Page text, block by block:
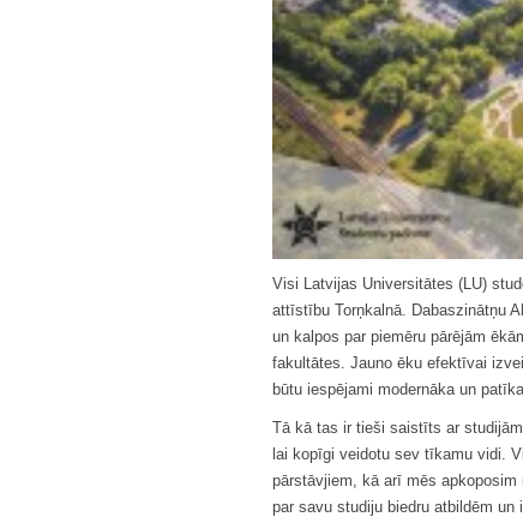
Visi Latvijas Universitātes (LU)
attīstību Torņkalnā. Dabaszinātņu
un kalpos par piemēru pārējām
fakultātes. Jauno ēku efektīvai
būtu iespējami modernāka un
Tā kā tas ir tieši saistīts ar
lai kopīgi veidotu sev tīkamu vidi.
pārstāvjiem, kā arī mēs
par savu studiju biedru atbildēm un